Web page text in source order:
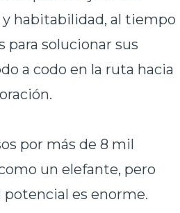
y habitabilidad, al tiempo
solucionar sus
a codo en la ruta hacia
por más de 8 mil
un elefante, pero
potencial es enorme.